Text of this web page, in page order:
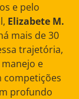
e pelo
Elizabete M.
mais de 30
trajetória,
e
competições
profundo